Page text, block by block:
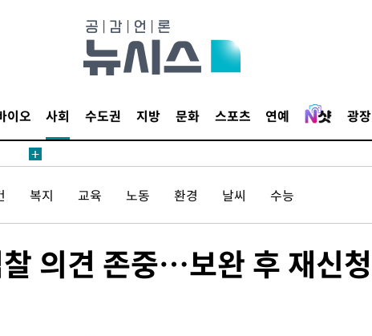
이오 사회 수도권 지방 문화 스포츠 연예 광장
복지 교육 노동 환경 날씨 수능
의견 존중…보완 후 재신청